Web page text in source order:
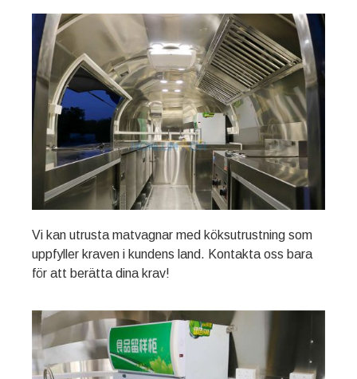
Vi kan utrusta matvagnar med köksutrustning som
uppfyller kraven i kundens land. Kontakta oss bara
för att berätta dina krav!